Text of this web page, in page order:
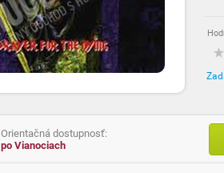
Orientačná dostupnosť:
po Vianociach